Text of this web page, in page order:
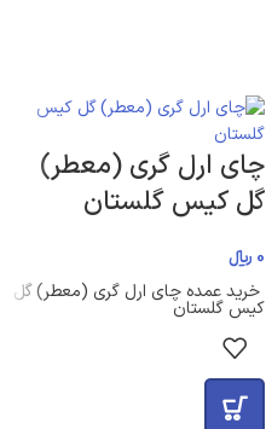
چای ارل گری (معطر)
گل کیس گلستان
0 ﷼
خرید عمده چای ارل گری (معطر) گل
کیس گلستان